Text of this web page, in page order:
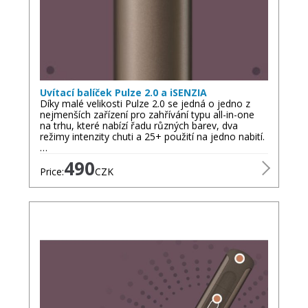
Uvítací balíček Pulze 2.0 a iSENZIA
Díky malé velikosti Pulze 2.0 se jedná o jedno z
nejmenších zařízení pro zahřívání typu all-in-one
na trhu, které nabízí řadu různých barev, dva
režimy intenzity chuti a 25+ použití na jedno nabití.
…
Price:490CZK